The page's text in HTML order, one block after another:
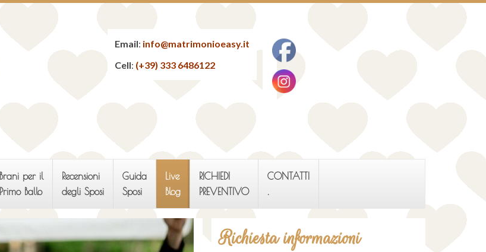
Email: info@matrimonioeasy.it
Cell: (+39) 333 6486122
Brani per il
Primo Ballo
Recensioni
degli Sposi
Guida
Sposi
Live
Blog
RICHIEDI
PREVENTIVO
CONTATTI
.
Richiesta informazioni